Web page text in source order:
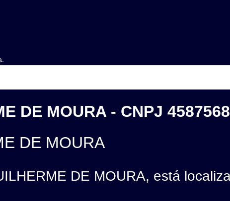
DE MOURA - CNPJ
DE MOURA
DE MOURA, está